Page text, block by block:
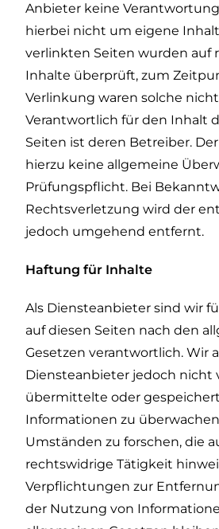
Anbieter keine
hierbei nicht um eigene
verlinkten Seiten wurden auf
Inhalte überprüft, zum
Verlinkung waren solche
Verantwortlich für den Inhalt
Seiten ist deren Betreiber.
hierzu keine allgemeine
Prüfungspflicht. Bei
Rechtsverletzung wird der
jedoch umgehend entfernt.
Haftung für Inhalte
Als Diensteanbieter sind wir
auf diesen Seiten nach den
Gesetzen verantwortlich. Wir
Diensteanbieter jedoch nicht
übermittelte oder
Informationen zu
Umständen zu forschen, die
rechtswidrige Tätigkeit
Verpflichtungen zur
der Nutzung von